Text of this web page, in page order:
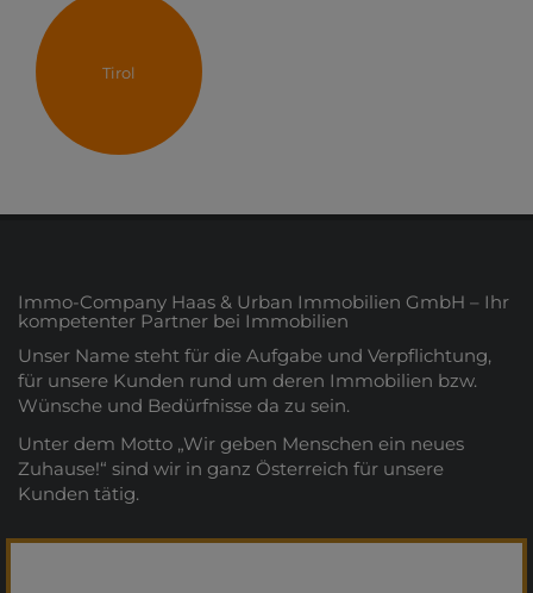
Tirol
Immo-Company Haas & Urban Immobilien GmbH – Ihr
kompetenter Partner bei Immobilien
Unser Name steht für die Aufgabe und Verpflichtung,
für unsere Kunden rund um deren Immobilien bzw.
Wünsche und Bedürfnisse da zu sein.
Unter dem Motto „Wir geben Menschen ein neues
Zuhause!“ sind wir in ganz Österreich für unsere
Kunden tätig.